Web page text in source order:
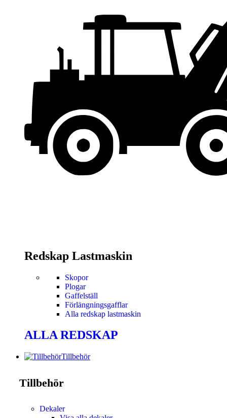
Redskap Lastmaskin
Skopor
Plogar
Gaffelställ
Förlängningsgafflar
Alla redskap lastmaskin
ALLA REDSKAP
Tillbehör
Tillbehör
Dekaler